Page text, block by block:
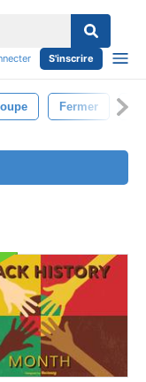
S'inscrire
Fermer